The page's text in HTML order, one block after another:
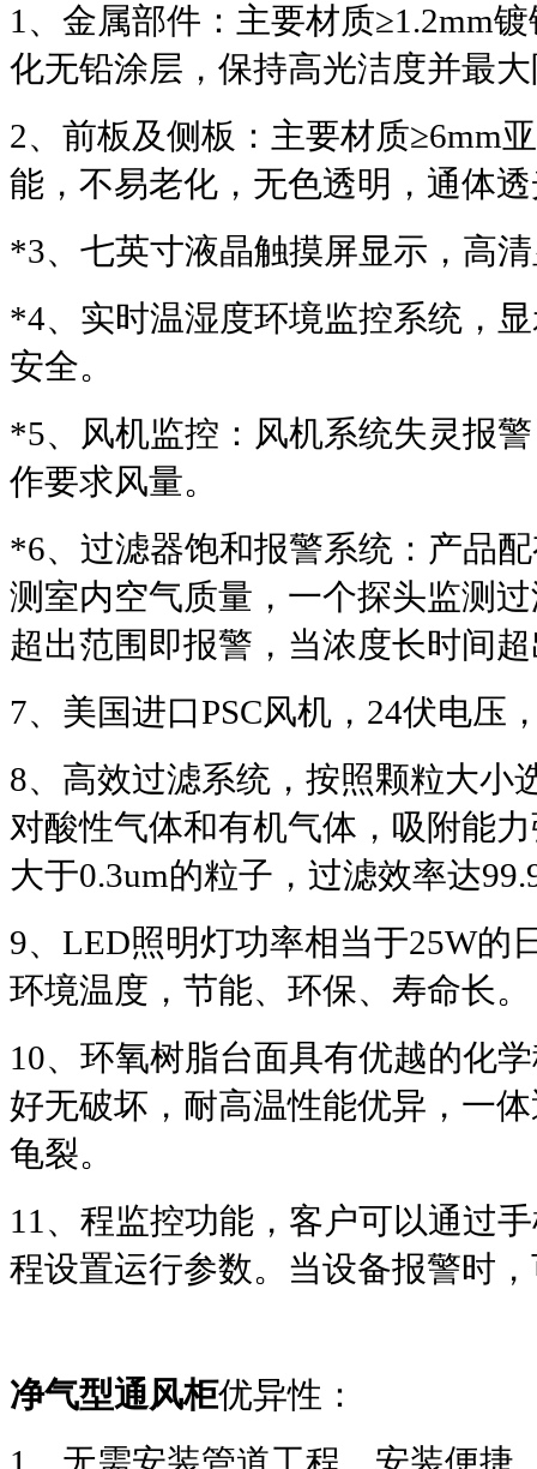
1 、金属部件：主要材质≥1.2mm
化无铅涂层，保持高光洁度并最
2、前板及侧板：主要材质≥6mm
能，不易老化，无色透明，通体
*3、七英寸液晶触摸屏显示，高
*4、实时温湿度环境监控系统，
安全。
*5、风机监控：风机系统失灵报
作要求风量。
*6、过滤器饱和报警系统：产品
测室内空气质量，一个探头监测
超出范围即报警，当浓度长时间
7、美国进口PSC风机，24伏电压
8、高效过滤系统，按照颗粒大小
对酸性气体和有机气体，吸附能
大于0.3um的粒子，过滤效率达
9、LED照明灯功率相当于25W的
环境温度，节能、环保、寿命长。
10、环氧树脂台面具有优越的化
好无破坏，耐高温性能优异，一
龟裂。
11 、程监控功能，客户可以通过
程设置运行参数。当设备报警时
净气型通风柜优异性：